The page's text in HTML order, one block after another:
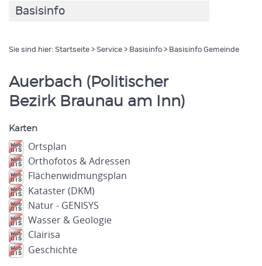
Basisinfo
Sie sind hier: Startseite > Service > Basisinfo > Basisinfo Gemeinde
Auerbach (Politischer
Bezirk Braunau am Inn)
Karten
Ortsplan
Orthofotos & Adressen
Flächenwidmungsplan
Kataster (DKM)
Natur - GENISYS
Wasser & Geologie
Clairisa
Geschichte